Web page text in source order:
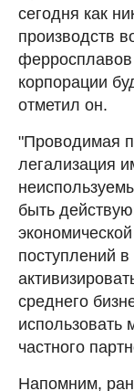
сегодня как
производств
ферросплавов
корпорации
отметил он.
"Проводимая
легализация
быть
поступлений
среднего
использовать
частного
Напомним,